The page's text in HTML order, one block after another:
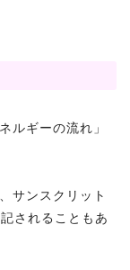
ルギーの流れ」
サンスクリット
されることもあ